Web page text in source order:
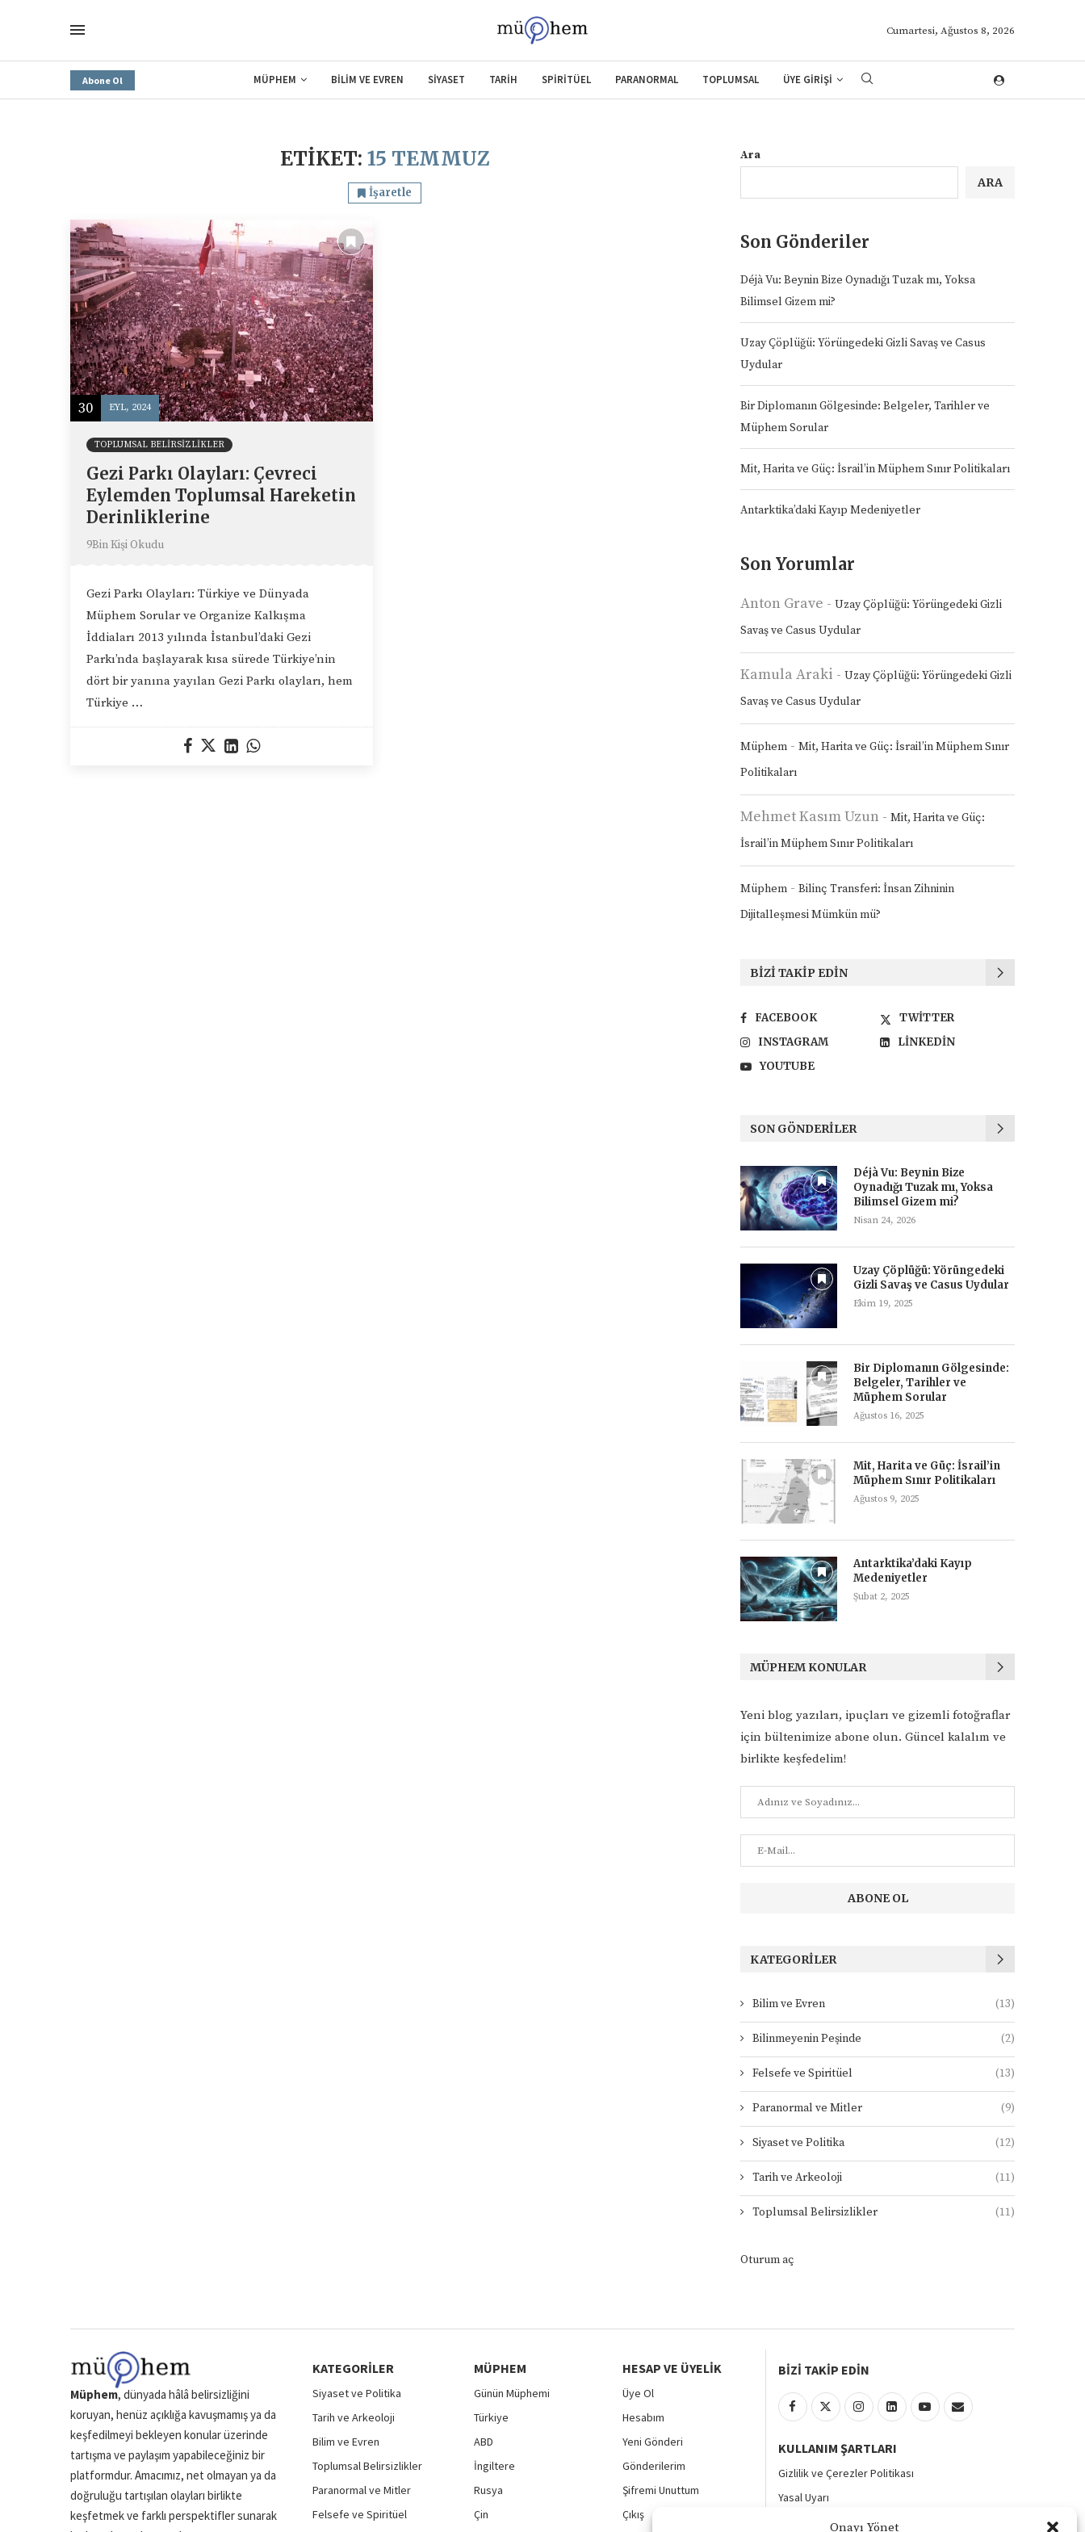
Onayı Yönet
Cumartesi, Ağustos 8, 2026
Abone Ol MÜPHEM BİLİM VE EVREN SİYASET TARİH SPİRİTÜEL PARANORMAL TOPLUMSAL ÜYE GİRİŞİ
ETIKET: 15 TEMMUZ
İşaretle
30 EYL, 2024
TOPLUMSAL BELIRSIZLIKLER
Gezi Parkı Olayları: Çevreci
Eylemden Toplumsal Hareketin
Derinliklerine
9Bin Kişi Okudu
Gezi Parkı Olayları: Türkiye ve Dünyada
Müphem Sorular ve Organize Kalkışma
İddiaları 2013 yılında İstanbul’daki Gezi
Parkı’nda başlayarak kısa sürede Türkiye’nin
dört bir yanına yayılan Gezi Parkı olayları, hem
Türkiye …
Ara
ARA
Son Gönderiler
Déjà Vu: Beynin Bize Oynadığı Tuzak mı, Yoksa
Bilimsel Gizem mi?
Uzay Çöplüğü: Yörüngedeki Gizli Savaş ve Casus
Uydular
Bir Diplomanın Gölgesinde: Belgeler, Tarihler ve
Müphem Sorular
Mit, Harita ve Güç: İsrail’in Müphem Sınır Politikaları
Antarktika’daki Kayıp Medeniyetler
Son Yorumlar
Anton Grave - Uzay Çöplüğü: Yörüngedeki Gizli
Savaş ve Casus Uydular
Kamula Araki - Uzay Çöplüğü: Yörüngedeki Gizli
Savaş ve Casus Uydular
Müphem - Mit, Harita ve Güç: İsrail’in Müphem Sınır
Politikaları
Mehmet Kasım Uzun - Mit, Harita ve Güç:
İsrail’in Müphem Sınır Politikaları
Müphem - Bilinç Transferi: İnsan Zihninin
Dijitalleşmesi Mümkün mü?
BIZI TAKIP EDIN
FACEBOOK
TWITTER
INSTAGRAM
LINKEDIN
YOUTUBE
SON GÖNDERILER
Déjà Vu: Beynin Bize
Oynadığı Tuzak mı, Yoksa
Bilimsel Gizem mi?
Nisan 24, 2026
Uzay Çöplüğü: Yörüngedeki
Gizli Savaş ve Casus Uydular
Ekim 19, 2025
Bir Diplomanın Gölgesinde:
Belgeler, Tarihler ve
Müphem Sorular
Ağustos 16, 2025
Mit, Harita ve Güç: İsrail’in
Müphem Sınır Politikaları
Ağustos 9, 2025
Antarktika’daki Kayıp
Medeniyetler
Şubat 2, 2025
MÜPHEM KONULAR
Yeni blog yazıları, ipuçları ve gizemli fotoğraflar
için bültenimize abone olun. Güncel kalalım ve
birlikte keşfedelim!
KATEGORILER
Bilim ve Evren (13)
Bilinmeyenin Peşinde (2)
Felsefe ve Spiritüel (13)
Paranormal ve Mitler (9)
Siyaset ve Politika (12)
Tarih ve Arkeoloji (11)
Toplumsal Belirsizlikler (11)
Oturum aç
Müphem, dünyada hâlâ belirsizliğini
koruyan, henüz açıklığa kavuşmamış ya da
keşfedilmeyi bekleyen konular üzerinde
tartışma ve paylaşım yapabileceğiniz bir
platformdur. Amacımız, net olmayan ya da
doğruluğu tartışılan olayları birlikte
keşfetmek ve farklı perspektifler sunarak
KATEGORILER
Siyaset ve Politika
Tarih ve Arkeoloji
Bilim ve Evren
Toplumsal Belirsizlikler
Paranormal ve Mitler
Felsefe ve Spiritüel
MÜPHEM
Günün Müphemi
Türkiye
ABD
İngiltere
Rusya
Çin
HESAP VE ÜYELIK
Üye Ol
Hesabım
Yeni Gönderi
Gönderilerim
Şifremi Unuttum
Çıkış
BİZİ TAKİP EDİN
KULLANIM ŞARTLARI
Gizlilik ve Çerezler Politikası
Yasal Uyarı
KVKK Aydınlatma Metni